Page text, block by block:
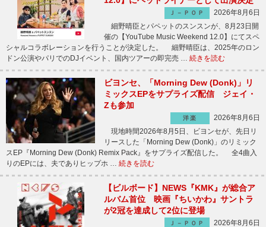
Ｊ－ＰＯＰ
2026年8月6日
細野晴臣とパペットのスンスンが、8月23日開
催の【YouTube Music Weekend 12.0】にてスペ
シャルコラボレーションを行うことが決定した。 細野晴臣は、2025年のロン
ドン公演やパリでのDJイベント、国内ツアーの即完売 … 続きを読む
ビヨンセ、「Morning Dew (Donk)」リ
ミックスEPをサプライズ配信 ジェイ・
Zも参加
洋楽
2026年8月6日
現地時間2026年8月5日、ビヨンセが、先日リ
リースした「Morning Dew (Donk)」のリミック
スEP『Morning Dew (Donk) Remix Pack』をサプライズ配信した。 全4曲入
りのEPには、夫でありヒップホ … 続きを読む
【ビルボード】NEWS『KMK』が総合ア
ルバム首位 映画『ちいかわ』サントラ
が2冠を達成して2位に登場
Ｊ－ＰＯＰ
2026年8月6日